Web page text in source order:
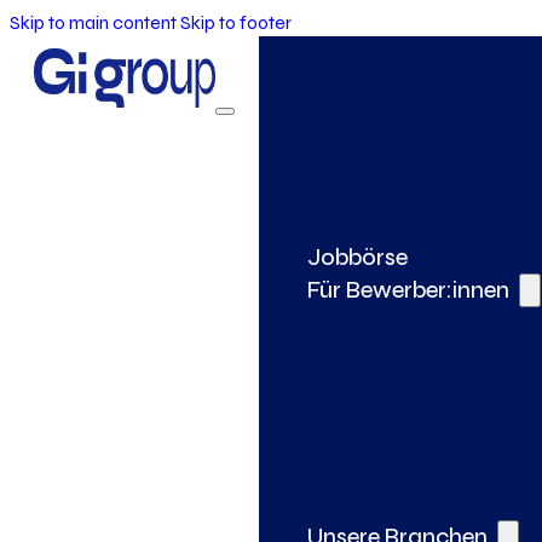
Skip to main contentSkip to footer
Jobbörse
Für Bewerber:innen